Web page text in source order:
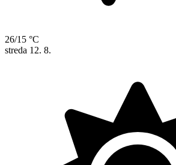
26/15 °C
streda 12. 8.